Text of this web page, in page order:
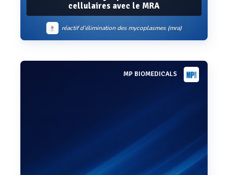
cellulaires avec le MRA
réactif d’élimination des mycoplasmes (mra)
Voir plusMP BIOMEDICALS